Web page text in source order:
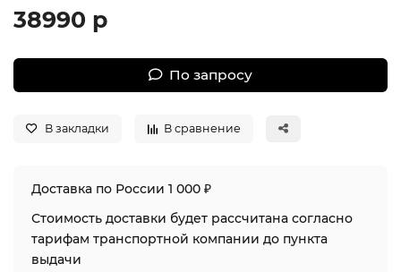
38990 р
По запросу
В закладки В сравнение
Доставка по России 1 000 ₽
Стоимость доставки будет рассчитана согласно
тарифам транспортной компании до пункта
выдачи